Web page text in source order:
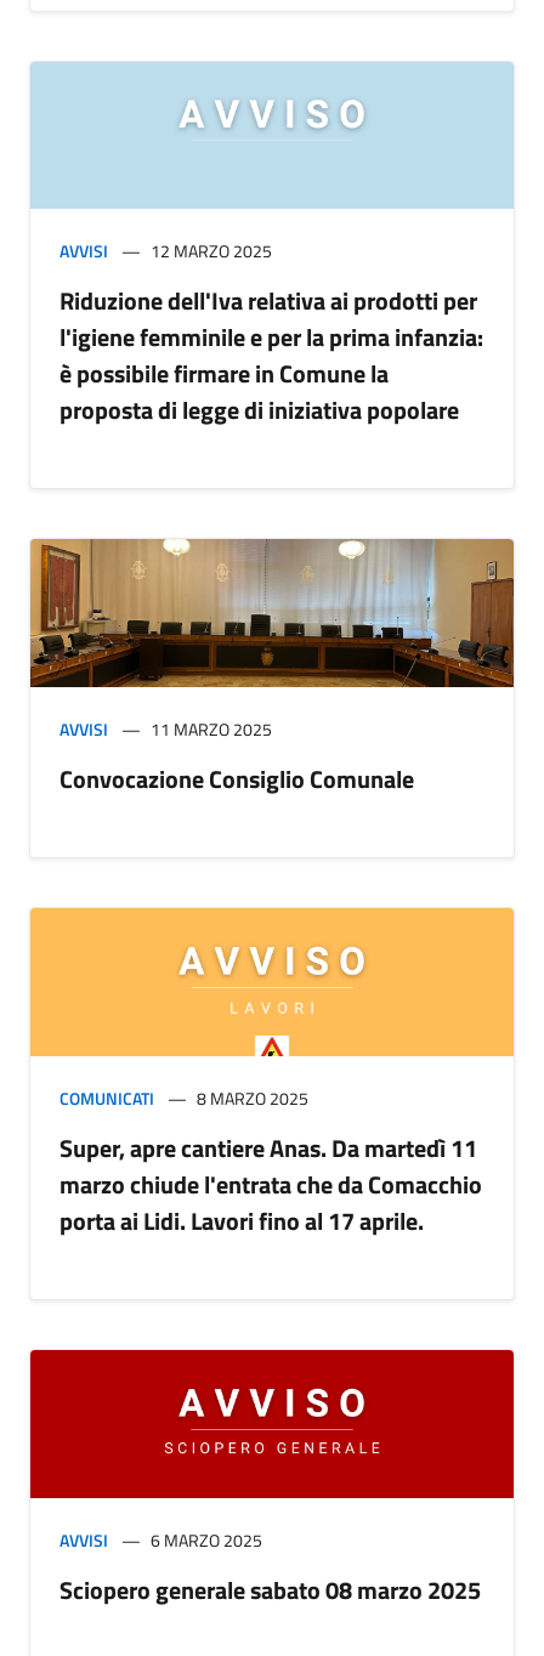
AVVISI 12 MARZO 2025
Riduzione dell'Iva relativa ai prodotti per
l'igiene femminile e per la prima infanzia:
è possibile firmare in Comune la
proposta di legge di iniziativa popolare
AVVISI 11 MARZO 2025
Convocazione Consiglio Comunale
COMUNICATI 8 MARZO 2025
Super, apre cantiere Anas. Da martedì 11
marzo chiude l'entrata che da Comacchio
porta ai Lidi. Lavori fino al 17 aprile.
AVVISI 6 MARZO 2025
Sciopero generale sabato 08 marzo 2025